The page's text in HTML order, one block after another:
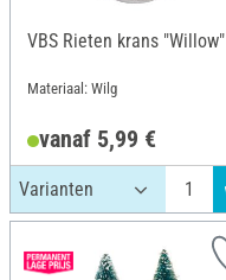
VBS Rieten krans "Willow"
Materiaal: Wilg
vanaf 5,99 €